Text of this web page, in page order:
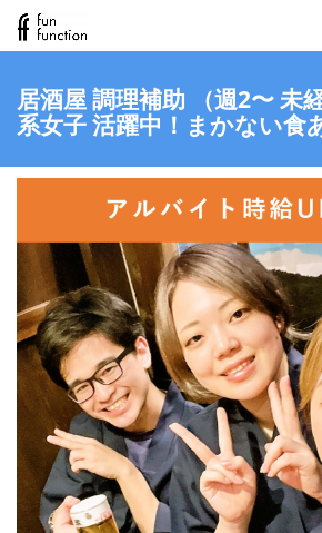
居酒屋 調理補助 （週2〜 未
系女子 活躍中！まかない食